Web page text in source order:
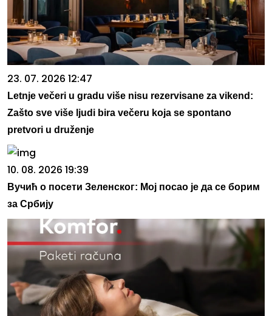
23. 07. 2026 12:47
Letnje večeri u gradu više nisu rezervisane za vikend:
Zašto sve više ljudi bira večeru koja se spontano
pretvori u druženje
10. 08. 2026 19:39
Вучић о посети Зеленског: Мој посао је да се борим
за Србију